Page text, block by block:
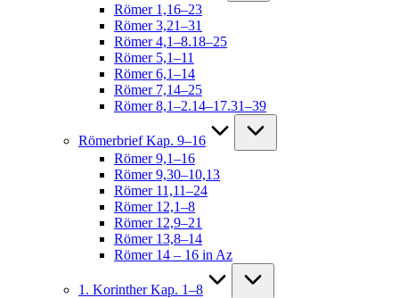
Römer 1,16–23
Römer 3,21–31
Römer 4,1–8.18–25
Römer 5,1–11
Römer 6,1–14
Römer 7,14–25
Römer 8,1–2.14–17.31–39
Römerbrief Kap. 9–16
Römer 9,1–16
Römer 9,30–10,13
Römer 11,11–24
Römer 12,1–8
Römer 12,9–21
Römer 13,8–14
Römer 14 – 16 in Az
1. Korinther Kap. 1–8